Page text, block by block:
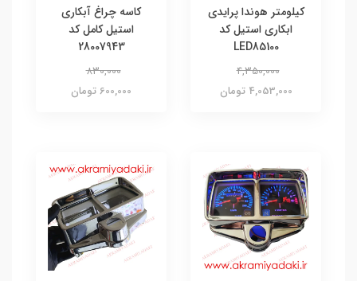
کیلومتر هوندا پرایدی
ابکاری استیل کد
LED85100
4,350,000
4,053,000 تومان
کاسه چراغ آبکاری
استیل کامل کد
28007943
830,000
600,000 تومان